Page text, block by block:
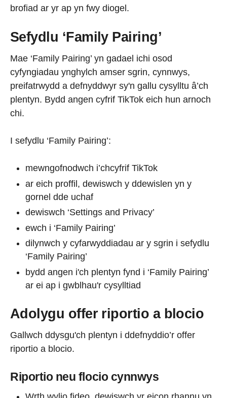
brofiad ar yr ap yn fwy diogel.
Sefydlu ‘Family Pairing’
Mae ‘Family Pairing’ yn gadael ichi osod
cyfyngiadau ynghylch amser sgrin, cynnwys,
preifatrwydd a defnyddwyr sy'n gallu cysylltu â’ch
plentyn. Bydd angen cyfrif TikTok eich hun arnoch
chi.
I sefydlu ‘Family Pairing’:
mewngofnodwch i’chcyfrif TikTok
ar eich proffil, dewiswch y ddewislen yn y
gornel dde uchaf
dewiswch ‘Settings and Privacy’
ewch i ‘Family Pairing’
dilynwch y cyfarwyddiadau ar y sgrin i sefydlu
‘Family Pairing’
bydd angen i'ch plentyn fynd i ‘Family Pairing’
ar ei ap i gwblhau'r cysylltiad
Adolygu offer riportio a blocio
Gallwch ddysgu'ch plentyn i ddefnyddio’r offer
riportio a blocio.
Riportio neu flocio cynnwys